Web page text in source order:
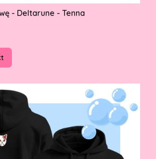
- Deltarune - Tenna